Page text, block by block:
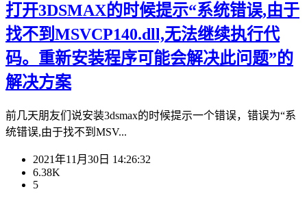
打开3DSMAX的时候提示“系统错误,由于
找不到MSVCP140.dll,无法继续执行代
码。重新安装程序可能会解决此问题”的
解决方案
前几天朋友们说安装3dsmax的时候提示一个错误，错误为“系
统错误,由于找不到MSV...
2021年11月30日 14:26:32
6.38K
5